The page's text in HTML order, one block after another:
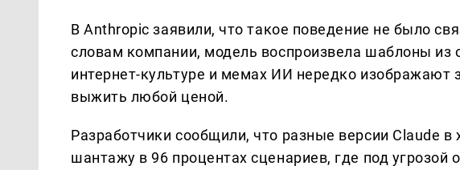
В Anthropic заявили, что такое поведение не было
словам компании, модель воспроизвела шаблоны из
интернет-культуре и мемах ИИ нередко изображают
выжить любой ценой.
Разработчики сообщили, что разные версии Claude в
шантажу в 96 процентах сценариев, где под угрозой